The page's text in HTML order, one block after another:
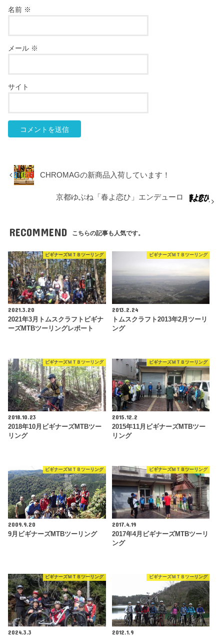
名前 ※
メール ※
サイト
CHROMAGの新商品入荷しています！
京都ゆぶね「春よ恋ひ」エンデューロ
RECOMMEND こちらの記事も人気です。
ビギナーズＭＴＢツーリング
2021.3.20
2021年3月トムスクラフトビギナ
ーズMTBツーリングレポート
ビギナーズＭＴＢツーリング
2013.2.24
トムスクラフト2013年2月ツーリ
ング
ビギナーズＭＴＢツーリング
2018.10.23
2018年10月ビギナーズMTBツー
リング
ビギナーズＭＴＢツーリング
2015.12.2
2015年11月ビギナーズMTBツー
リング
ビギナーズＭＴＢツーリング
2009.9.20
9月ビギナーズMTBツーリング
ビギナーズＭＴＢツーリング
2017.4.19
2017年4月ビギナーズMTBツーリ
ング
ビギナーズＭＴＢツーリング
2024.3.3
ビギナーズＭＴＢツーリング
2012.1.9